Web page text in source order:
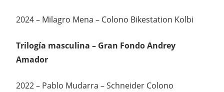
2024 – Milagro Mena – Colono Bikestation Kolbi
Trilogía masculina – Gran Fondo Andrey
Amador
2022 – Pablo Mudarra – Schneider Colono